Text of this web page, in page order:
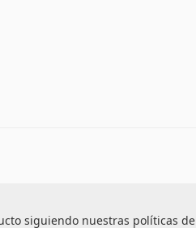
siguiendo nuestras políticas de